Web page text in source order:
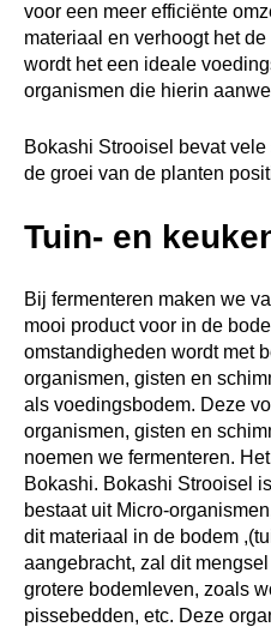
voor een meer efficiënte
materiaal en verhoogt het
wordt het een ideale
organismen die hierin
Bokashi Strooisel bevat
de groei van de planten
Tuin- en
Bij fermenteren maken we
mooi product voor in de
omstandigheden wordt met
organismen, gisten en
als voedingsbodem. Deze
organismen, gisten en
noemen we fermenteren.
Bokashi. Bokashi Strooisel
bestaat uit Micro-
dit materiaal in de bodem
aangebracht, zal dit
grotere bodemleven, zoals
pissebedden, etc. Deze